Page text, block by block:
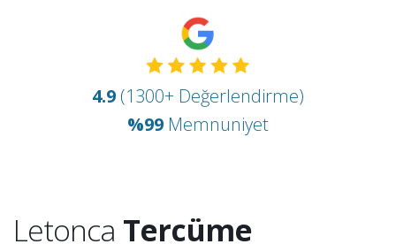
4.9 (1300+ Değerlendirme)
%99 Memnuniyet
Letonca Tercüme